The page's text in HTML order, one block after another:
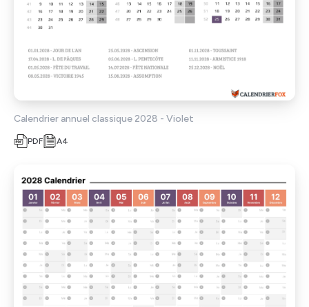
Calendrier annuel classique 2028 - Violet
PDF A4